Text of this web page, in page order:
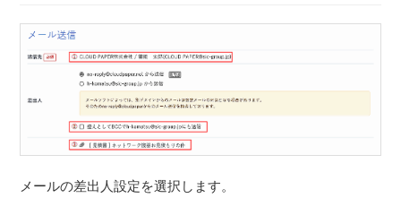
メールの差出人設定を選択します。